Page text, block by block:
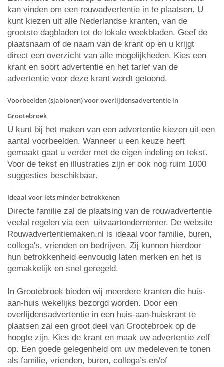
kan vinden om een rouwadvertentie in te plaatsen. U
kunt kiezen uit alle Nederlandse kranten, van de
grootste dagbladen tot de lokale weekbladen. Geef de
plaatsnaam of de naam van de krant op en u krijgt
direct een overzicht van alle mogelijkheden. Kies een
krant en soort advertentie en het tarief van de
advertentie voor deze krant wordt getoond.
Voorbeelden (sjablonen) voor overlijdensadvertentie in
Grootebroek
U kunt bij het maken van een advertentie kiezen uit een
aantal voorbeelden. Wanneer u een keuze heeft
gemaakt gaat u verder met de eigen indeling en tekst.
Voor de tekst en illustraties zijn er ook nog ruim 1000
suggesties beschikbaar.
Ideaal voor iets minder betrokkenen
Directe familie zal de plaatsing van de rouwadvertentie
veelal regelen via een uitvaartondernemer. De website
Rouwadvertentiemaken.nl is ideaal voor familie, buren,
collega's, vrienden en bedrijven. Zij kunnen hierdoor
hun betrokkenheid eenvoudig laten merken en het is
gemakkelijk en snel geregeld.
In Grootebroek bieden wij meerdere kranten die huis-
aan-huis wekelijks bezorgd worden. Door een
overlijdensadvertentie in een huis-aan-huiskrant te
plaatsen zal een groot deel van Grootebroek op de
hoogte zijn. Kies de krant en maak uw advertentie zelf
op. Een goede gelegenheid om uw medeleven te tonen
als familie, vrienden, buren, collega’s en/of